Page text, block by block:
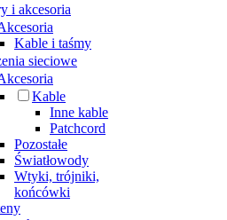
i akcesoria
Kable i taśmy
sieciowe
Kable
Inne kable
Patchcord
Pozostałe
Światłowody
Wtyki, trójniki,
końcówki